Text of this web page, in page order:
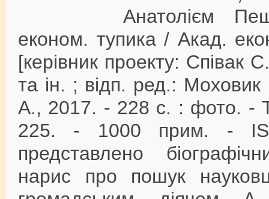
Анатолієм
економ. тупика / Акад.
[керівник проекту:
та ін. ; відп. ред.:
А., 2017. - 228 с. : фото. -
225. - 1000 прим. -
представлено
нарис про пошук